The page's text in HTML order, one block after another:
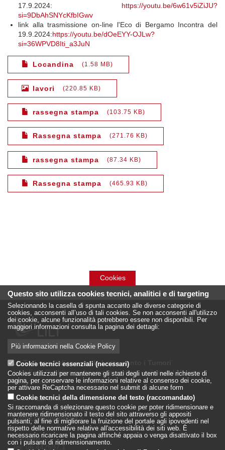
17.9.2024: https://youtu.be/6w61v5iZiJU?
si=9DbAhSNYcKfbIGwv
link alla trasmissione on-line l'Eco di Bergamo Incontra del
19.9.2024:https://youtu.be/dOeEYY-OJLw?
si=36WPVD8Iti_a3JuN
Locandina 1.58 MB
lavori 220.85 KB
rassegna stampa 103.75 KB
Rassegna stampa 271.76 KB
rassegna stampa 87.34 KB
Rassegna stampa 465.93 KB
LILT - Lega Italiana per la Lotta conto i Tumori
è un Ente Pubblico su base associativa, vigilato dal Ministero
della Salute
Sede Nazionale
Via Torlonia 15, 00161 Roma
Come raggiungerci»
Contatti
Tel: 06.442597.1
Cookies
Questo sito utilizza cookies tecnici, analitici e di targeting
Selezionando la casella di spunta accanto alle diverse categorie di
cookies, acconsenti all’uso di tali cookies. Se non acconsenti all'utilizzo
dei cookie, alcune funzionalità potrebbero essere non disponibili. Per
maggiori informazioni consulta la pagina dei dettagli:
Più informazioni nella Cookie Policy
Cookie tecnici essenziali (necessari)
Cookies utilizzati per mantenere gli stati degli utenti nelle richieste di
pagina, per conservare le informazioni relative al consenso dei cookie,
per attivare ReCaptcha necessario nel submit di alcune form
Cookie tecnici della dimensione del testo (raccomandato)
Si raccomanda di selezionare questo cookie per poter ridimensionare e
mantenere ridimensionato il testo del sito attraverso gli appositi
pulsanti, al fine di migliorare la fruizione del portale agli ipovedenti nel
rispetto delle normative relative all'accessibilità dei siti web. È
necessario ricaricare la pagina affinché appaia o venga disattivato il box
con i pulsanti di ridimensionamento.